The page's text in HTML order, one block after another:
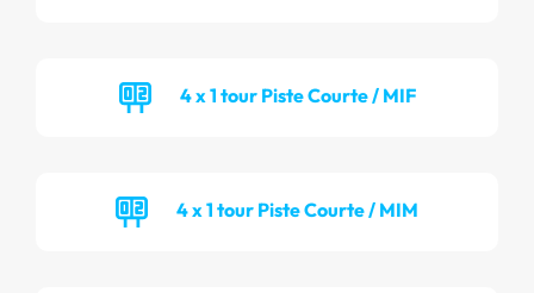
4 x 1 tour Piste Courte / MIF
4 x 1 tour Piste Courte / MIM